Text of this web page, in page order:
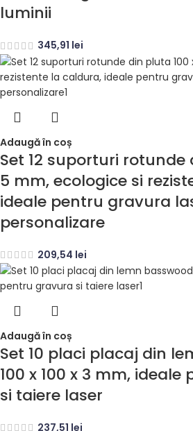
luminii
345,91 lei
Adaugă în coș
Set 12 suporturi rotunde
5 mm, ecologice si
ideale pentru gravura
personalizare
209,54 lei
Adaugă în coș
Set 10 placi placaj din
100 x 100 x 3 mm,
si taiere laser
237,51 lei